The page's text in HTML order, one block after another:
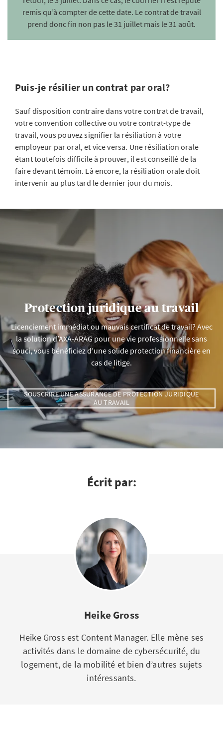
remis qu’à compter de cette date. Le contrat de travail
prend donc fin non pas le 31 juillet mais le 31 août.
Puis-je résilier un contrat par oral?
Sauf disposition contraire dans votre contrat de travail,
votre convention collective ou votre contrat-type de
travail, vous pouvez signifier la résiliation à votre
employeur par oral, et vice versa. Une résiliation orale
étant toutefois difficile à prouver, il est conseillé de la
faire devant témoin. Là encore, la résiliation orale doit
intervenir au plus tard le dernier jour du mois.
Protection juridique au travail
Licenciement immédiat ou mauvais certificat de travail? Avec
la solution d’AXA-ARAG pour une vie professionnelle sans
souci, vous bénéficiez d’une solide protection financière en
cas de litige.
SOUSCRIRE UNE ASSURANCE DE PROTECTION JURIDIQUE
AU TRAVAIL
Écrit par:
Heike Gross
Heike Gross est Content Manager. Elle mène ses
activités dans le domaine de cybersécurité, du
logement, de la mobilité et bien d’autres sujets
intéressants.